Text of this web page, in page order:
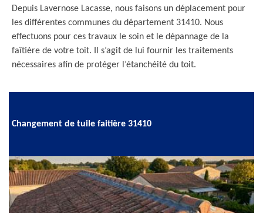
Depuis Lavernose Lacasse, nous faisons un déplacement pour
les différentes communes du département 31410. Nous
effectuons pour ces travaux le soin et le dépannage de la
faîtière de votre toit. Il s’agit de lui fournir les traitements
nécessaires afin de protéger l’étanchéité du toit.
Changement de tuile faitière 31410